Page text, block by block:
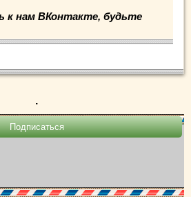
к нам ВКонтакте, будьте
.